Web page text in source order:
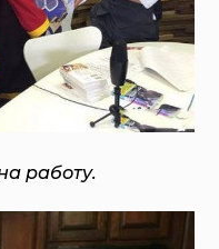
работу.